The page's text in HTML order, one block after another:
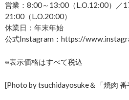
営業：8:00～13:00（L.O.12:00）／
21:00（L.O.20:00）
休業日：年末年始
公式Instagram：https://
※表示価格はすべて税込
[Photo by tsuchidayosuke＆「焼肉